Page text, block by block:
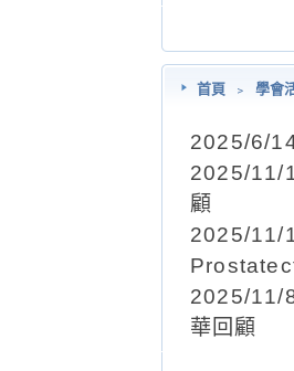
首頁 ﹥ 學會
2025/6/
2025/11/
顧
2025/11/
2025/11/
華回顧